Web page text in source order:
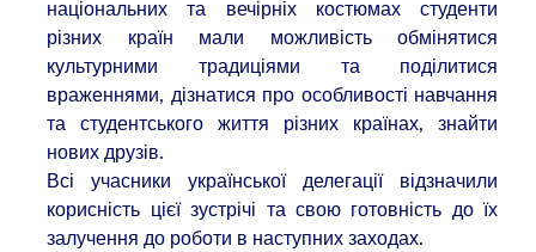
національних та вечірніх костюмах студенти
різних країн мали можливість обмінятися
культурними традиціями та поділитися
враженнями, дізнатися про особливості навчання
та студентського життя різних країнах, знайти
нових друзів.
Всі учасники української делегації відзначили
корисність цієї зустрічі та свою готовність до їх
залучення до роботи в наступних заходах.